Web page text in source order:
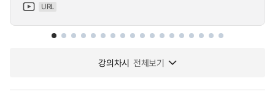
URL
강의차시 전체보기